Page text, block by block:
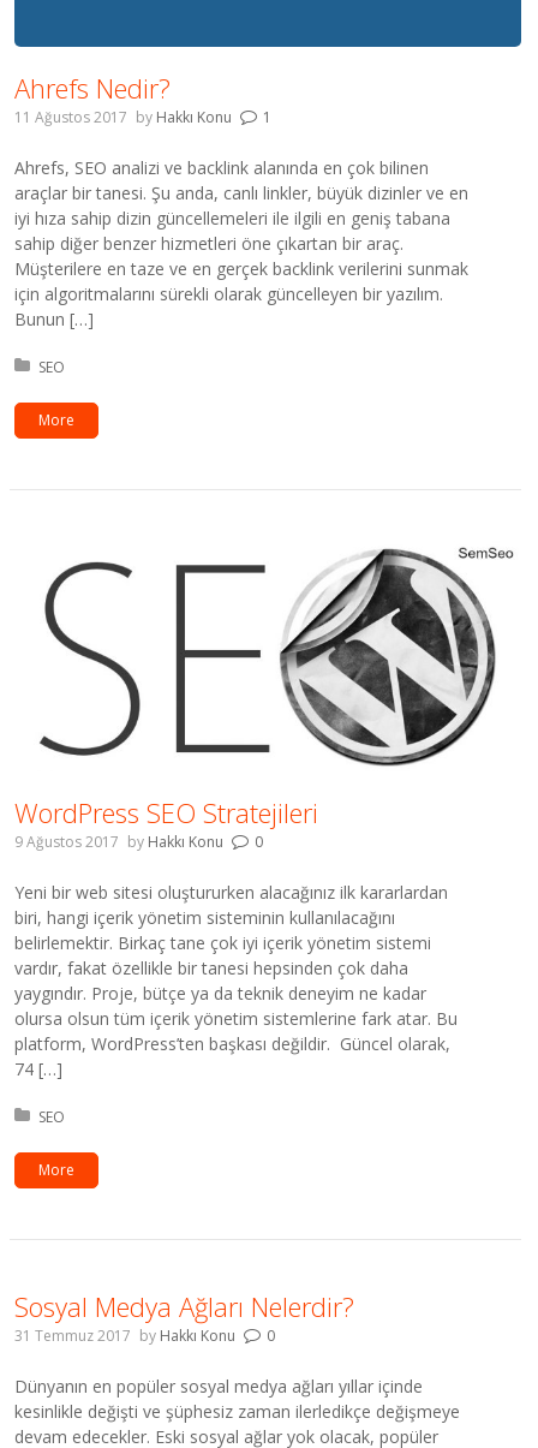
Ahrefs Nedir?
11 Ağustos 2017 by Hakkı Konu 1
Ahrefs, SEO analizi ve backlink alanında en çok bilinen
araçlar bir tanesi. Şu anda, canlı linkler, büyük dizinler ve en
iyi hıza sahip dizin güncellemeleri ile ilgili en geniş tabana
sahip diğer benzer hizmetleri öne çıkartan bir araç.
Müşterilere en taze ve en gerçek backlink verilerini sunmak
için algoritmalarını sürekli olarak güncelleyen bir yazılım.
Bunun […]
Kategori:
SEO
More
WordPress SEO Stratejileri
9 Ağustos 2017 by Hakkı Konu 0
Yeni bir web sitesi oluştururken alacağınız ilk kararlardan
biri, hangi içerik yönetim sisteminin kullanılacağını
belirlemektir. Birkaç tane çok iyi içerik yönetim sistemi
vardır, fakat özellikle bir tanesi hepsinden çok daha
yaygındır. Proje, bütçe ya da teknik deneyim ne kadar
olursa olsun tüm içerik yönetim sistemlerine fark atar. Bu
platform, WordPress’ten başkası değildir. Güncel olarak,
74 […]
Kategori:
SEO
More
Sosyal Medya Ağları Nelerdir?
31 Temmuz 2017 by Hakkı Konu 0
Dünyanın en popüler sosyal medya ağları yıllar içinde
kesinlikle değişti ve şüphesiz zaman ilerledikçe değişmeye
devam edecekler. Eski sosyal ağlar yok olacak, popüler